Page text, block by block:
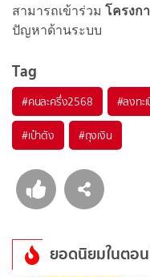
สามารถเข้าร่วม โครงก
ปัญหาด้านระบบ
Tag
#คนละครึ่ง2568 #ลงทะ
#เป๋าตัง #ถุงเงิน
ยอดนิยมในตอ